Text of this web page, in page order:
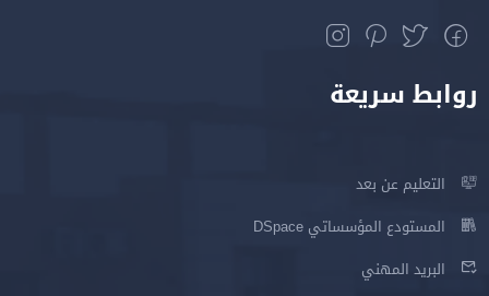
روابط سريعة
التعليم عن بعد
المستودع المؤسساتي DSpace
البريد المهني